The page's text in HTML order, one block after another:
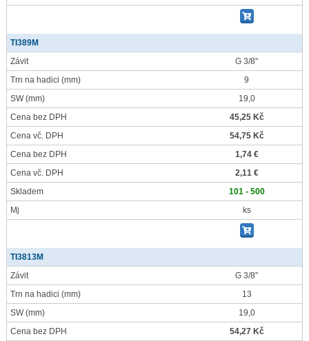
TI389M
Závit
G 3/8"
Trn na hadici (mm)
9
SW(mm)
19,0
Cena bez DPH
45,25 Kč
Cena vč. DPH
54,75 Kč
Cena bez DPH
1,74 €
Cena vč. DPH
2,11 €
Skladem
101 - 500
Mj
ks
TI3813M
Závit
G 3/8"
Trn na hadici (mm)
13
SW(mm)
19,0
Cena bez DPH
54,27 Kč